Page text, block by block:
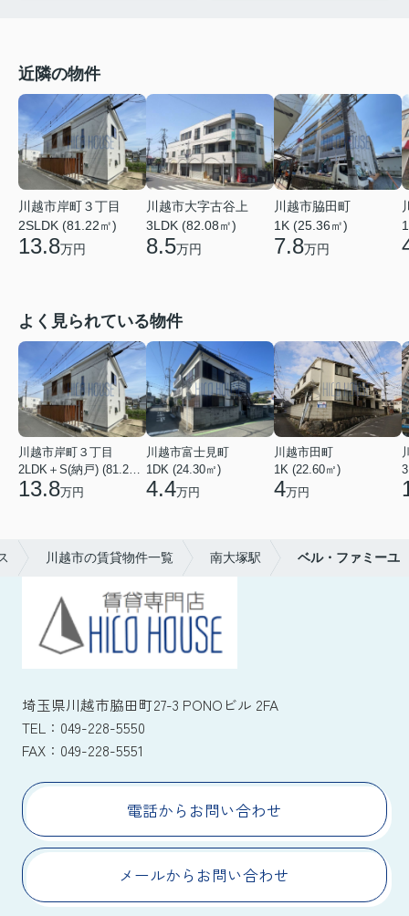
近隣の物件
川越市岸町３丁目
2SLDK (81.22㎡)
13.8万円
川越市大字古谷上
3LDK (82.08㎡)
8.5万円
川越市脇田町
1K (25.36㎡)
7.8万円
よく見られている物件
川越市岸町３丁目
13.8万円
川越市富士見町
1DK (24.30㎡)
4.4万円
川越市田町
1K (22.60㎡)
4万円
川越市の賃貸物件一覧 南大塚駅 ベル・ファミーユ
埼玉県川越市脇田町27-3 PONOビル 2FA
TEL： 049-228-5550
FAX： 049-228-5551
電話からお問い合わせ
メールからお問い合わせ